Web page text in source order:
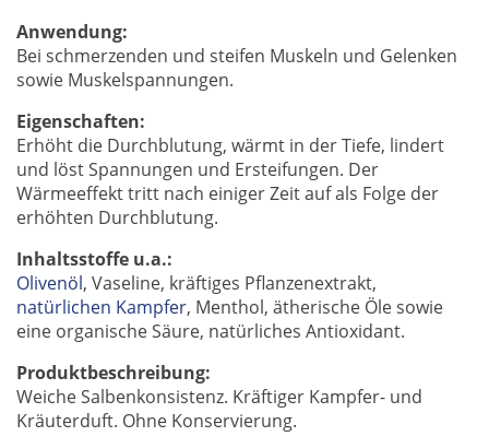
Anwendung:
Bei schmerzenden und steifen Muskeln und Gelenken
sowie Muskelspannungen.
Eigenschaften:
Erhöht die Durchblutung, wärmt in der Tiefe, lindert
und löst Spannungen und Ersteifungen. Der
Wärmeeffekt tritt nach einiger Zeit auf als Folge der
erhöhten Durchblutung.
Inhaltsstoffe u.a.:
Olivenöl, Vaseline, kräftiges Pflanzenextrakt,
natürlichen Kampfer, Menthol, ätherische Öle sowie
eine organische Säure, natürliches Antioxidant.
Produktbeschreibung:
Weiche Salbenkonsistenz. Kräftiger Kampfer- und
Kräuterduft. Ohne Konservierung.